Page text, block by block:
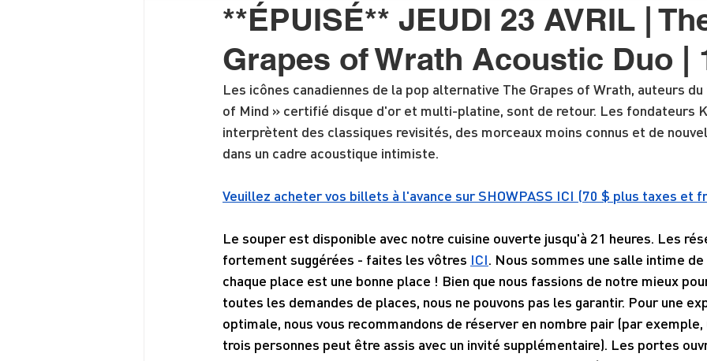
**ÉPUISÉ** JEUDI 23 AVRIL |
Grapes of Wrath Acoustic Duo |
Les icônes canadiennes de la pop alternative The Grapes of Wrath, auteurs
of Mind » certifié disque d'or et multi-platine, sont de retour. Les fondateurs
interprètent des classiques revisités, des morceaux moins connus et de
dans un cadre acoustique intimiste.
Veuillez acheter vos billets à l'avance sur SHOWPASS ICI (70 $ plus taxes et
Le souper est disponible avec notre cuisine ouverte jusqu'à 21 heures. Les
fortement suggérées - faites les vôtres ICI. Nous sommes une salle intime
chaque place est une bonne place ! Bien que nous fassions de notre mieux
toutes les demandes de places, nous ne pouvons pas les garantir. Pour une
optimale, nous vous recommandons de réserver en nombre pair (par exemple,
trois personnes peut être assis avec un invité supplémentaire). Les portes